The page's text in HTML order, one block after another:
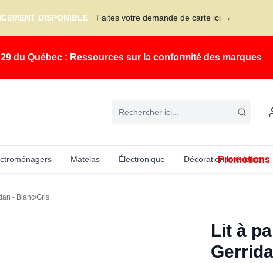
DISPONIBLE Faites votre demande de carte ici →
du Québec : Ressources sur la conformité des marques
Matelas Électronique Décoration intérieure
Promotions
- Blanc/Gris
Lit à